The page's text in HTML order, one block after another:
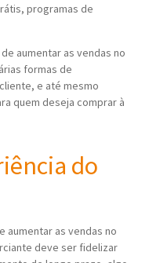
programas de
aumentar as vendas no
formas de
e até mesmo
quem deseja comprar à
do
aumentar as vendas no
deve ser fidelizar